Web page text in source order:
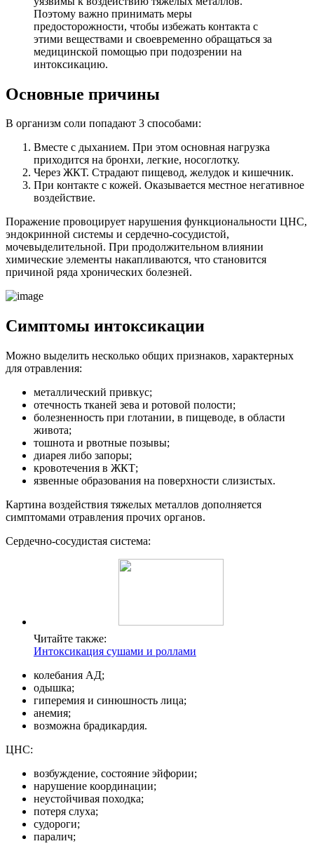
Поэтому важно принимать меры
предосторожности, чтобы избежать контакта с
этими веществами и своевременно обращаться за
медицинской помощью при подозрении на
интоксикацию.
Основные причины
В организм соли попадают 3 способами:
Вместе с дыханием. При этом основная нагрузка
приходится на бронхи, легкие, носоглотку.
Через ЖКТ. Страдают пищевод, желудок и кишечник.
При контакте с кожей. Оказывается местное негативное
воздействие.
Поражение провоцирует нарушения функциональности ЦНС,
эндокринной системы и сердечно-сосудистой,
мочевыделительной. При продолжительном влиянии
химические элементы накапливаются, что становится
причиной ряда хронических болезней.
Симптомы интоксикации
Можно выделить несколько общих признаков, характерных
для отравления:
металлический привкус;
отечность тканей зева и ротовой полости;
болезненность при глотании, в пищеводе, в области
живота;
тошнота и рвотные позывы;
диарея либо запоры;
кровотечения в ЖКТ;
язвенные образования на поверхности слизистых.
Картина воздействия тяжелых металлов дополняется
симптомами отравления прочих органов.
Сердечно-сосудистая система:
Читайте также:
Интоксикация сушами и роллами
колебания АД;
одышка;
гиперемия и синюшность лица;
анемия;
возможна брадикардия.
ЦНС:
возбуждение, состояние эйфории;
нарушение координации;
неустойчивая походка;
потеря слуха;
судороги;
паралич;